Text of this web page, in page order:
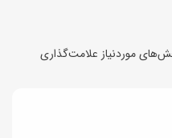
موردنیاز علامت‌گذاری